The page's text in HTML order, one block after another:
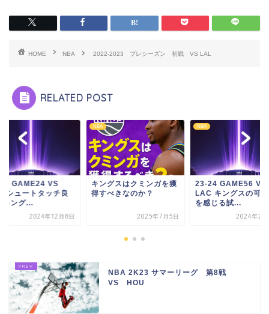
HOME NBA 2022-2023 プレシーズン 初戦 VS LAL
RELATED POST
GAME24 VS
シュートタッチ良
キング...
2024年12月8日
NBA
キングスはクミンガを獲
得すべきなのか？
2025年7月5日
NBA
23-24 GAME56 VS
LAC キングスの可
を感じる試...
2024年2
NBA 2K23 サマーリーグ 第8戦
VS HOU